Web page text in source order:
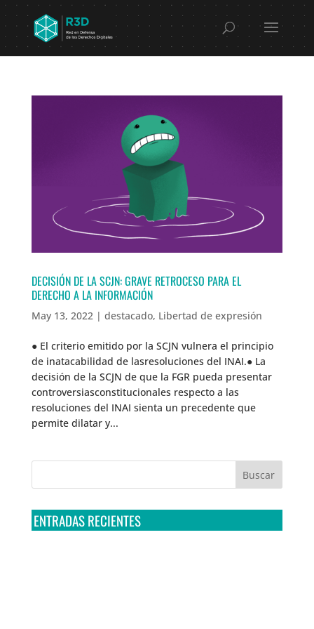
DECISIÓN DE LA SCJN: GRAVE RETROCESO PARA EL
DERECHO A LA INFORMACIÓN
May 13, 2022| destacado, Libertad de expresión
● El criterio emitido por la SCJN vulnera el principio
de inatacabilidad de lasresoluciones del INAI.● La
decisión de la SCJN de que la FGR pueda presentar
controversiasconstitucionales respecto a las
resoluciones del INAI sienta un precedente que
permite dilatar y...
ENTRADAS RECIENTES